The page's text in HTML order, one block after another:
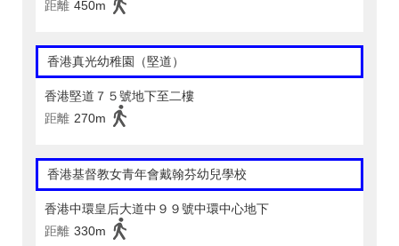
距離 450m
香港真光幼稚園（堅道）
香港堅道７５號地下至二樓
距離 270m
香港基督教女青年會戴翰芬幼兒學校
香港中環皇后大道中９９號中環中心地下
距離 330m